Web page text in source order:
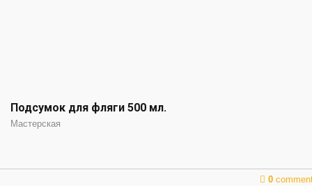
Подсумок для фляги 500 мл.
Мастерская
0